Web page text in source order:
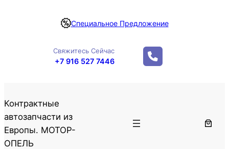
r
Специальное Предложение
Свяжитесь Сейчас
+7 916 527 7446
Контрактные
автозапчасти из
Европы. МОТОР-
ОПЕЛЬ